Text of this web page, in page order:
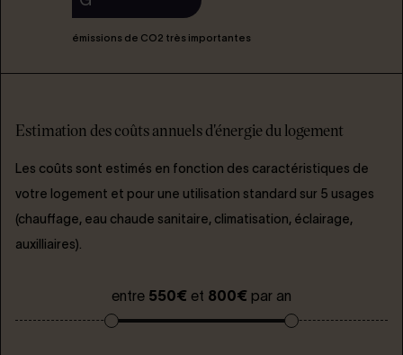
émissions de CO2 très importantes
Estimation des coûts annuels d'énergie du logement
Les coûts sont estimés en fonction des caractéristiques de
votre logement et pour une utilisation standard sur 5 usages
(chauffage, eau chaude sanitaire, climatisation, éclairage,
auxilliaires).
entre 550€ et 800€ par an